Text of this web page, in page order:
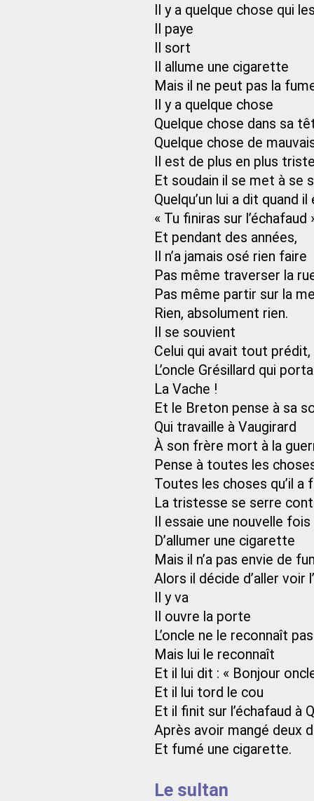
Il y a quelque chose qui
Il paye
Il sort
Il allume une cigarette
Mais il ne peut pas la
Il y a quelque chose
Quelque chose dans sa
Quelque chose de
Il est de plus en plus
Et soudain il se met à se
Quelqu’un lui a dit quand
« Tu finiras sur l’échafaud
Et pendant des années,
Il n’a jamais osé rien faire
Pas même traverser la
Pas même partir sur la
Rien, absolument rien.
Il se souvient
Celui qui avait tout prédit,
L’oncle Grésillard qui
La Vache !
Et le Breton pense à sa
Qui travaille à Vaugirard
À son frère mort à la
Pense à toutes les
Toutes les choses qu’il a
La tristesse se serre
Il essaie une nouvelle fois
D’allumer une cigarette
Mais il n’a pas envie de
Alors il décide d’aller voir
Il y va
Il ouvre la porte
L’oncle ne le reconnaît pas
Mais lui le reconnaît
Et il lui dit : « Bonjour
Et il lui tord le cou
Et il finit sur l’échafaud à
Après avoir mangé deux
Et fumé une cigarette.
Le sultan